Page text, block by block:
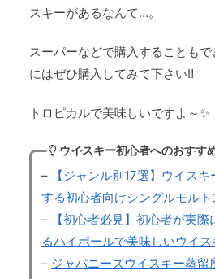
スキーがあるなんて…。
スーパーなどで購入することも
にはぜひ購入してみて下さい‼
トロピカルで美味しいですよ～✨
ウイスキー初心者へのおすす
–
【ジャンル別17選】ウイス
する初心者向けシングルモル
–
【初心者必見】初心者が実
るハイボールで美味しいウイス
– ジャパニーズウイスキー蒸留